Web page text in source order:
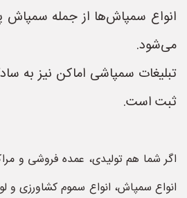
انواع سمپاش‌ها از جمله سمپاش
می‌شود.
تبلیغات سمپاشی اماکن نیز به
ثبت است.
اگر شما هم تولیدی، عمده فروشی و
انواع سمپاش، انواع سموم کشاورزی و